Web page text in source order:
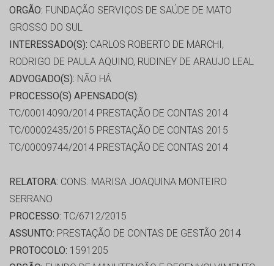
ORGÃO: FUNDAÇÃO SERVIÇOS DE SAÚDE DE MATO
GROSSO DO SUL
INTERESSADO(S): CARLOS ROBERTO DE MARCHI,
RODRIGO DE PAULA AQUINO, RUDINEY DE ARAUJO LEAL
ADVOGADO(S): NÃO HÁ
PROCESSO(S) APENSADO(S):
TC/00014090/2014 PRESTAÇÃO DE CONTAS 2014
TC/00002435/2015 PRESTAÇÃO DE CONTAS 2015
TC/00009744/2014 PRESTAÇÃO DE CONTAS 2014
RELATORA: CONS. MARISA JOAQUINA MONTEIRO
SERRANO
PROCESSO: TC/6712/2015
ASSUNTO: PRESTAÇÃO DE CONTAS DE GESTÃO 2014
PROTOCOLO: 1591205